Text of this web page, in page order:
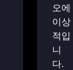
오에
이상
적입
니
다.